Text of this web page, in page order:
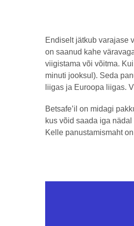
Endiselt jätkub varajase
on saanud kahe
viigistama või võitma.
minuti jooksul). Seda
liigas ja Euroopa liigas.
Betsafe’il on midagi
kus võid saada iga
Kelle panustamismaht